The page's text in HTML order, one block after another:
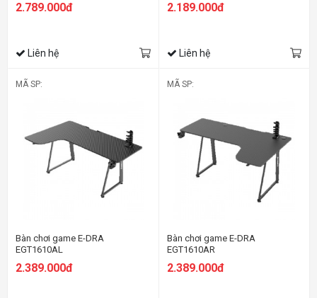
2.789.000đ
Liên hệ
2.189.000đ
Liên hệ
MÃ SP:
Bàn chơi game E-DRA
EGT1610AL
2.389.000đ
MÃ SP:
Bàn chơi game E-DRA
EGT1610AR
2.389.000đ